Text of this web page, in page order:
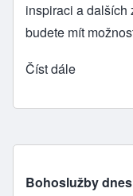
inspiraci a dalších
budete mít
Číst dále
Bohoslužby